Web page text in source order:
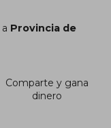
a Provincia de
Comparte y gana
dinero